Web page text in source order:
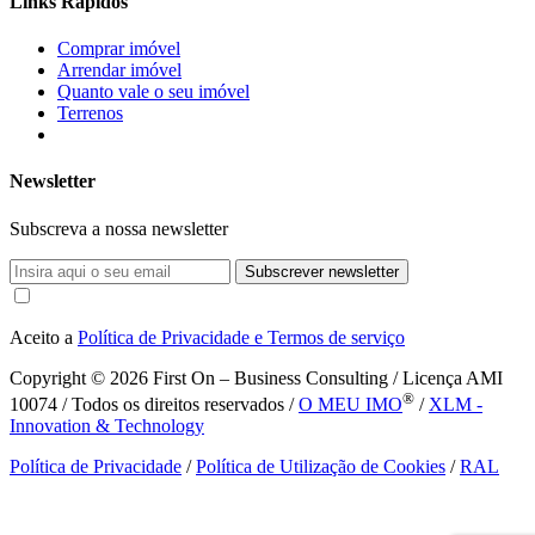
Comprar imóvel
Arrendar imóvel
Quanto vale o seu imóvel
Terrenos
Newsletter
Subscreva a nossa newsletter
Subscrever newsletter
Aceito a Política de Privacidade e Termos de serviço
Copyright © 2026 First On – Business Consulting / Licença AMI
10074 / Todos os direitos reservados /O MEU IMO® / XLM -
Innovation & Technology
Política de Privacidade /Política de Utilização de Cookies /RAL